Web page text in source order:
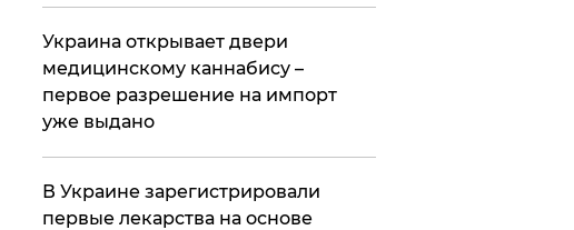
Украина открывает двери
медицинскому каннабису –
первое разрешение на импорт
уже выдано
В Украине зарегистрировали
первые лекарства на основе